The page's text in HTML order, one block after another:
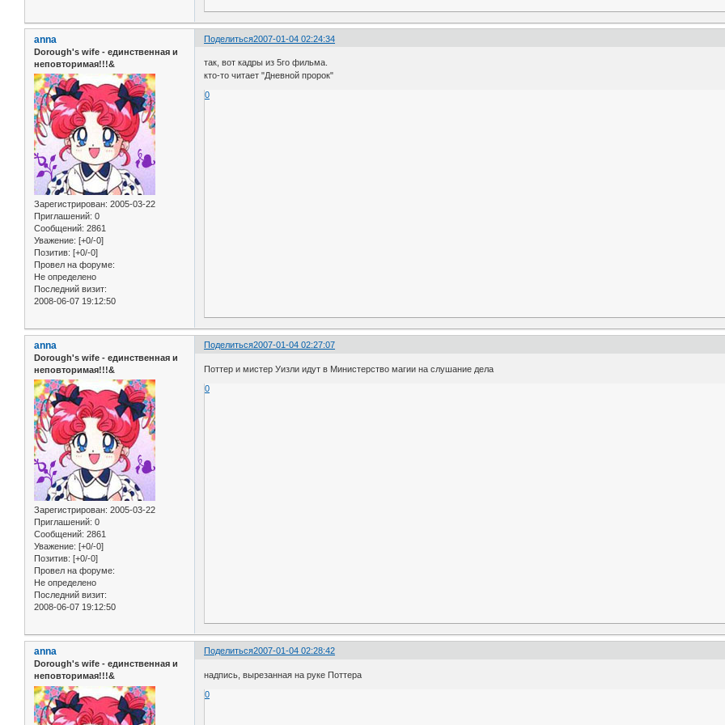
Поделиться2007-01-04 02:24:34
anna
Dorough's wife - единственная и
неповторимая!!!&
Зарегистрирован: 2005-03-22
Приглашений: 0
Сообщений: 2861
Уважение: [+0/-0]
Позитив: [+0/-0]
Провел на форуме:
Не определено
Последний визит:
2008-06-07 19:12:50
так, вот кадры из 5го фильма.
кто-то читает "Дневной пророк"
0
Поделиться2007-01-04 02:27:07
anna
Dorough's wife - единственная и
неповторимая!!!&
Зарегистрирован: 2005-03-22
Приглашений: 0
Сообщений: 2861
Уважение: [+0/-0]
Позитив: [+0/-0]
Провел на форуме:
Не определено
Последний визит:
2008-06-07 19:12:50
Поттер и мистер Уизли идут в Министерство магии на слушание дела
0
Поделиться2007-01-04 02:28:42
anna
Dorough's wife - единственная и
неповторимая!!!&
надпись, вырезанная на руке Поттера
0